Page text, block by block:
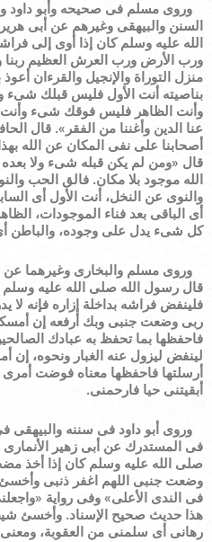
وروى مسلم فى صحيحه وأبو داود
السنن والبيهقى وغيرهم عن أبى
الله عليه وسلم كان إذا أوى إلى
ورب الأرض ورب العرش العظيم
منزل التوراة والإنجيل والقرءان
بناصيته أنت الأول فليس قبلك
وأنت الظاهر فليس فوقك شىء
عنا الدين وأغننا من الفقر ». قال
أصحابنا على نفى المكان عن الله
قال «ومن لم يكن قبله شىء ولا
الله موجود بلا مكان. فالق الحب
والنوى عن النخل، أنت الأول أى
أى الباقى بعد فناء الموجودات،
كل شىء يدل على وجوده، والباطن
وروى مسلم والبخارى وغيرهما عن
قال رسول الله صلى الله عليه وسلم
فلينفض فراشه بداخلة إزاره فإنه
ربى وضعت جنبى وبك أرفعه إن
فاحفظها بما تحفظ به عبادك
لينفض ليزول عنه الغبار ونحوه،
أرسلتها فاحفظها معناه فوضت أمرى
أبقيتنى حيا فارحمنى.
وروى أبو داود فى سننه والبيهقى
فى المستدرك عن أبى زهير
صلى الله عليه وسلم كان إذا أخذ
وضعت جنبى اللهم اغفر ذنبى
فى الندى الأعلى» وفى رواية «
هذا حديث صحيح الإسناد. وأخسئ
رهانى أى سلمنى من العقوبة، ومعنى